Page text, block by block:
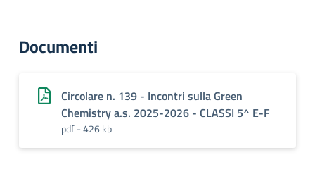
Documenti
Circolare n. 139 - Incontri sulla Green
Chemistry a.s. 2025-2026 - CLASSI 5^ E-F
pdf - 426 kb